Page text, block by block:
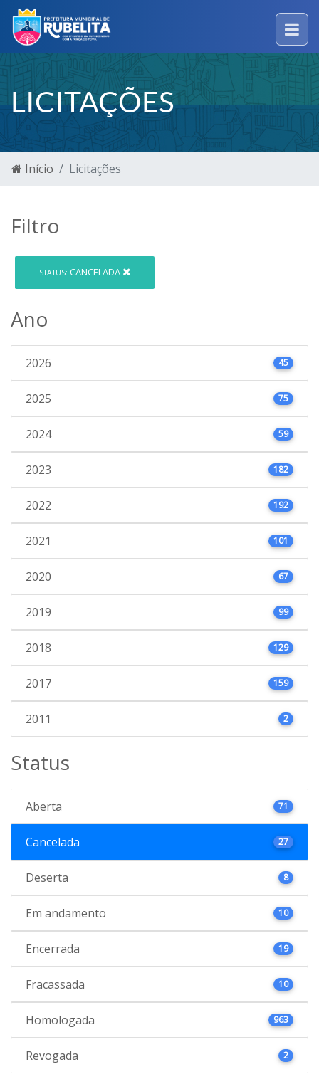
LICITAÇÕES
Início Licitações
Filtro
STATUS: CANCELADA
Ano
2026 45
2025 75
2024 59
2023 182
2022 192
2021 101
2020 67
2019 99
2018 129
2017 159
2011 2
Status
Aberta 71
Cancelada 27
Deserta 8
Em andamento 10
Encerrada 19
Fracassada 10
Homologada 963
Revogada 2